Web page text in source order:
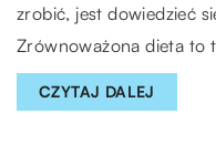
zrobić, jest dowiedzieć
Zrównoważona dieta to
CZYTAJ DALEJ